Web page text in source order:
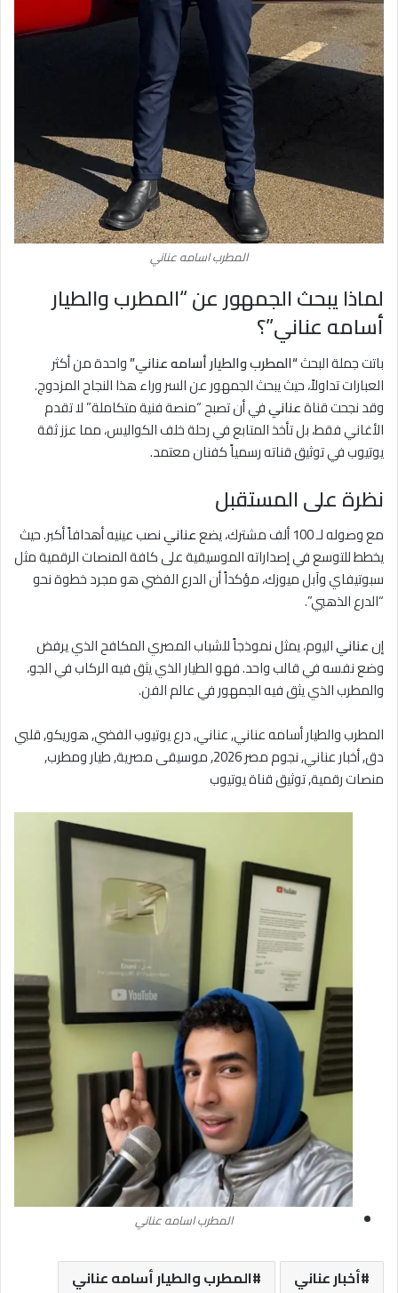
المطرب اسامه عناني
لماذا يبحث الجمهور عن “المطرب والطيار
أسامه عناني”؟
باتت جملة البحث“المطرب والطيار أسامه عناني”واحدة من أكثر
العبارات تداولاً، حيث يبحث الجمهور عن السر وراء هذا النجاح المزدوج.
وقد نجحت قناةعنانيفي أن تصبح “منصة فنية متكاملة” لا تقدم
الأغاني فقط، بل تأخذ المتابع في رحلة خلف الكواليس، مما عزز ثقة
يوتيوب في توثيق قناته رسمياً كفنان معتمد.
نظرة على المستقبل
مع وصوله لـ 100 ألف مشترك، يضع عنانينصب عينيه أهدافاً أكبر. حيث
يخطط للتوسع في إصداراته الموسيقية على كافة المنصات الرقمية مثل
سبوتيفاي وآبل ميوزك، مؤكداً أن الدرع الفضي هو مجرد خطوة نحو
“الدرع الذهبي”.
إنعنانياليوم، يمثل نموذجاً للشباب المصري المكافح الذي يرفض
وضع نفسه في قالب واحد. فهو الطيار الذي يثق فيه الركاب في الجو،
والمطرب الذي يثق فيه الجمهور في عالم الفن.
المطرب والطيار أسامه عناني, عناني, درع يوتيوب الفضي, هوريكو, قلبي
دق, أخبار عناني, نجوم مصر 2026, موسيقى مصرية, طيار ومطرب,
منصات رقمية, توثيق قناة يوتيوب
المطرب اسامه عناني
أخبار عناني
المطرب والطيار أسامه عناني